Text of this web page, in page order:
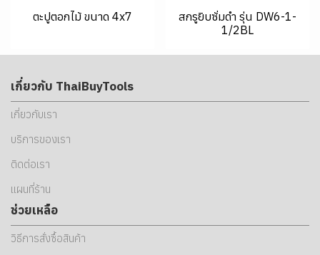
ตะปูตอกไม้ ขนาด 4x7
สกรูยิบซั่มดำ รุ่น DW6-1-
1/2BL
เกี่ยวกับ ThaiBuyTools
เกี่ยวกับเรา
บริการของเรา
ติดต่อเรา
แผนที่ร้าน
ช่วยเหลือ
วิธีการสั่งซื้อสินค้า